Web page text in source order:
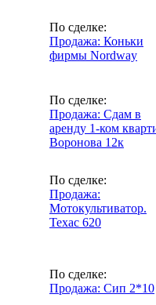
По сделке:
Продажа: Коньки
фирмы Nordway
По сделке:
Продажа: Сдам в
аренду 1-ком
Воронова 12к
По сделке:
Продажа:
Мотокультиватор.
Техас 620
По сделке:
Продажа: Сип 2*10